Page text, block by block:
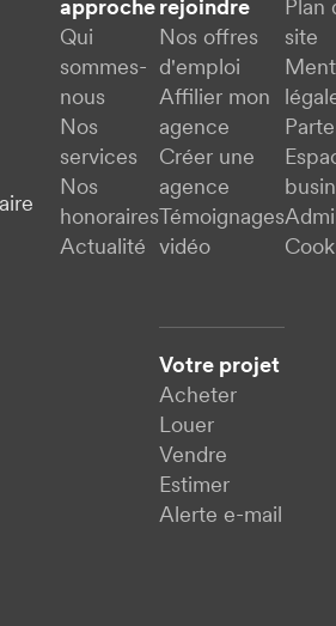
approche
Qui
sommes-
nous
Nos
services
Nos
honoraires
Actualité
rejoindre
Nos offres
d'emploi
Affilier mon
agence
Créer une
agence
Témoignages
vidéo
Votre projet
Acheter
Louer
Vendre
Estimer
Alerte e-mail
Plan
site